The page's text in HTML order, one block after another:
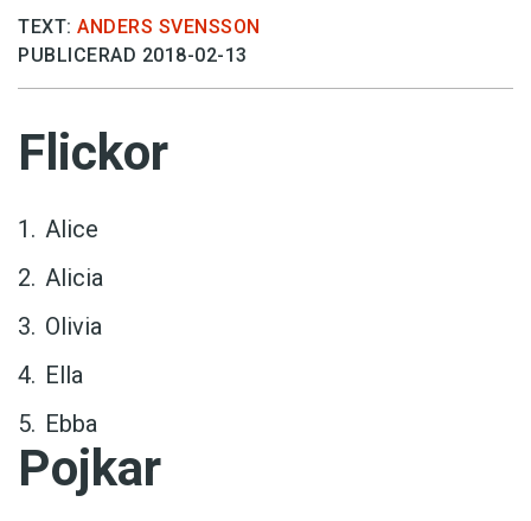
TEXT: ANDERS SVENSSON
PUBLICERAD 2018-02-13
Flickor
Alice
Alicia
Olivia
Ella
Ebba
Pojkar